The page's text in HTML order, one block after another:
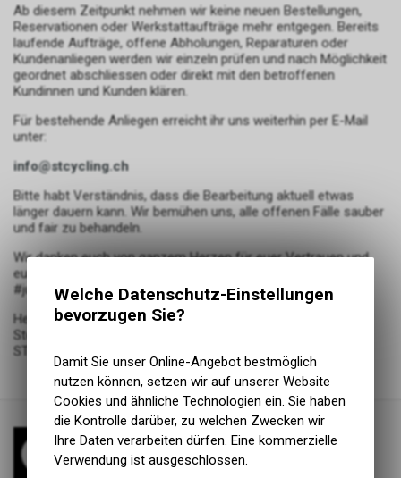
Ab diesem Zeitpunkt nehmen wir keine neuen Bestellungen,
Reservationen oder Werkstattaufträge mehr entgegen. Bereits
laufende Aufträge, offene Abholungen, Reparaturen oder
Kundenanliegen werden wir einzeln prüfen und nach Möglichkeit
geordnet abschliessen oder direkt mit den betroffenen
Kundinnen und Kunden klären.
Für bestehende Anliegen erreicht ihr uns weiterhin per E-Mail
unter:
info@stcycling.ch
Bitte habt Verständnis, dass die Bearbeitung aktuell etwas
länger dauern kann. Wir bemühen uns, alle offenen Fälle sauber
und fair zu behandeln.
Wir danken euch von ganzem Herzen für euer Vertrauen und
eure Unterstützung in den vergangenen knapp 12-Jahren!
#justride
Herzliche Grüsse
Stefan Trafelet
ST Cycling
Welche Datenschutz-Einstellungen
bevorzugen Sie?
Damit Sie unser Online-Angebot bestmöglich
nutzen können, setzen wir auf unserer Website
Cookies und ähnliche Technologien ein. Sie haben
die Kontrolle darüber, zu welchen Zwecken wir
Ihre Daten verarbeiten dürfen. Eine kommerzielle
Verwendung ist ausgeschlossen.